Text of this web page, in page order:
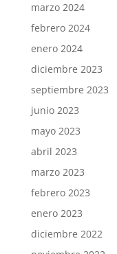
marzo 2024
febrero 2024
enero 2024
diciembre 2023
septiembre 2023
junio 2023
mayo 2023
abril 2023
marzo 2023
febrero 2023
enero 2023
diciembre 2022